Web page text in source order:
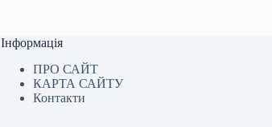
Інформація
ПРО САЙТ
КАРТА САЙТУ
Контакти